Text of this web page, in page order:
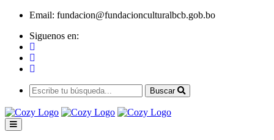
Email: fundacion@fundacionculturalbcb.gob.bo
Siguenos en:
Buscar